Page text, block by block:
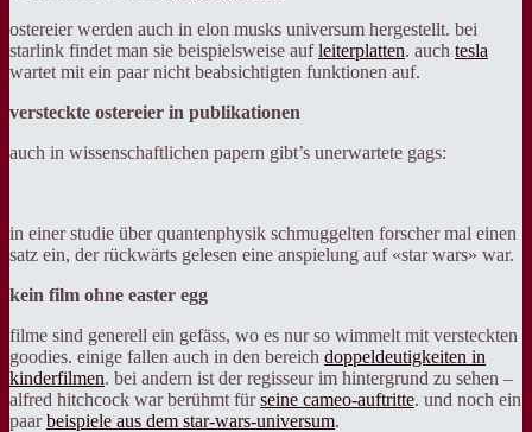
ostereier werden auch in elon musks universum hergestellt. bei
starlink findet man sie beispielsweise aufleiterplatten. auch tesla
wartet mit ein paar nicht beabsichtigten funktionen auf.
versteckte ostereier in publikationen
auch in wissenschaftlichen papern gibt’s unerwartete gags:
in einer studie über quantenphysik schmuggelten forscher mal einen
satz ein, der rückwärts gelesen eine anspielung auf «star wars» war.
kein film ohne easter egg
filme sind generell ein gefäss, wo es nur so wimmelt mit versteckten
goodies. einige fallen auch in den bereich doppeldeutigkeiten in
kinderfilmen. bei andern ist der regisseur im hintergrund zu sehen –
alfred hitchcock war berühmt fürseine cameo-auftritte. und noch ein
paarbeispiele aus dem star-wars-universum.